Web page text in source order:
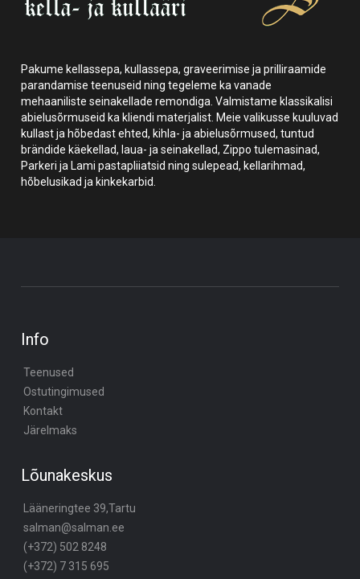
Pakume kellassepa, kullassepa, graveerimise ja prilliraamide
parandamise teenuseid ning tegeleme ka vanade
mehaaniliste seinakellade remondiga. Valmistame klassikalisi
abielusõrmuseid ka kliendi materjalist. Meie valikusse kuuluvad
kullast ja hõbedast ehted, kihla- ja abielusõrmused, tuntud
brändide käekellad, laua- ja seinakellad, Zippo tulemasinad,
Parkeri ja Lami pastapliiatsid ning sulepead, kellarihmad,
hõbelusikad ja kinkekarbid.
Info
Teenused
Ostutingimused
Kontakt
Järelmaks
Lõunakeskus
Lääneringtee 39,Tartu
salman@salman.ee
(+372) 502 8248
(+372) 7 315 695